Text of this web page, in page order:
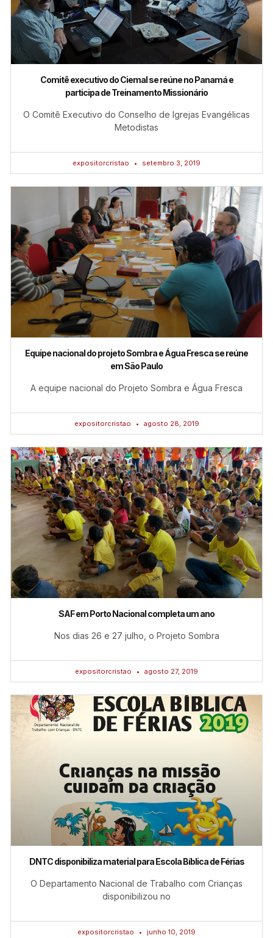
Comitê executivo do Ciemal se reúne no Panamá e
participa de Treinamento Missionário
O Comitê Executivo do Conselho de Igrejas Evangélicas
Metodistas
expositorcristao setembro 3, 2019
Equipe nacional do projeto Sombra e Água Fresca se reúne
em São Paulo
A equipe nacional do Projeto Sombra e Água Fresca
expositorcristao agosto 28, 2019
SAF em Porto Nacional completa um ano
Nos dias 26 e 27 julho, o Projeto Sombra
expositorcristao agosto 27, 2019
DNTC disponibiliza material para Escola Bíblica de Férias
O Departamento Nacional de Trabalho com Crianças
disponibilizou no
expositorcristao junho 10, 2019